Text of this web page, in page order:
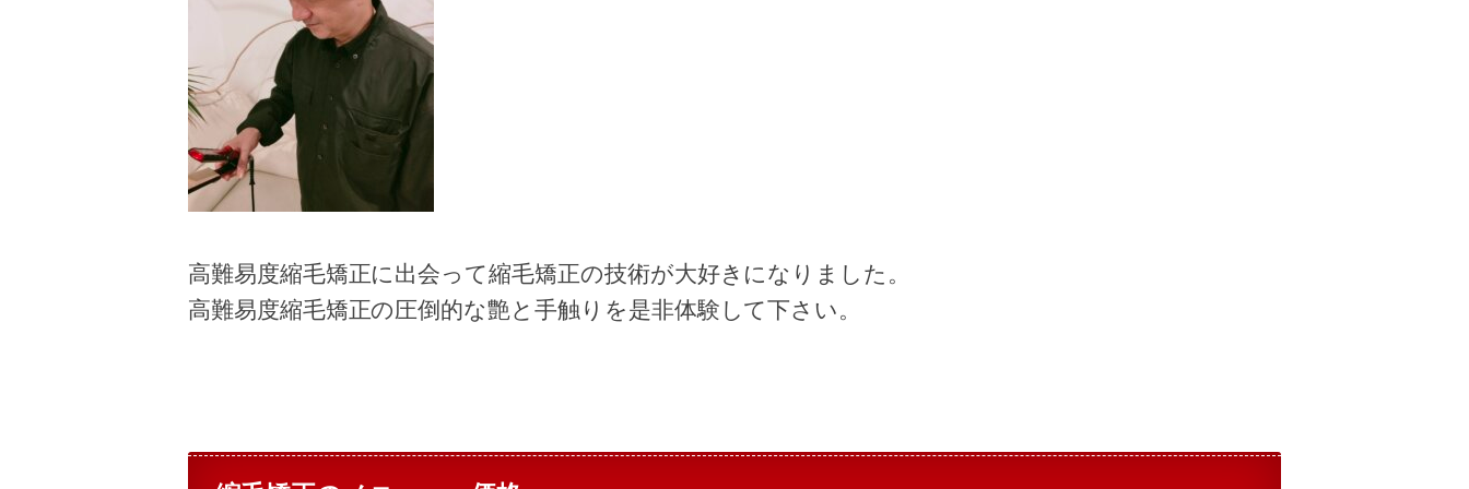
高難易度縮毛矯正に出会って縮毛矯正の技術が大好きになりました 。
高難易度縮毛矯正の圧倒的な艶と手触りを是非体験して下さい。